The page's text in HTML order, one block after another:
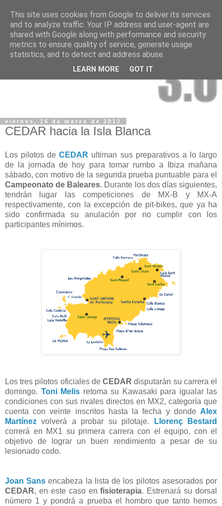
viernes, 16 de marzo de 2012
CEDAR hacia la Isla Blanca
Los pilotos deCEDAR ultiman sus preparativos a lo largo
de la jornada de hoy para tomar rumbo a Ibiza mañana
sábado, con motivo de la segunda prueba puntuable para el
Campeonato de Baleares. Durante los dos días siguientes,
tendrán lugar las competiciones de MX-B y MX-A
respectivamente, con la excepción de pit-bikes, que ya ha
sido confirmada su anulación por no cumplir con los
participantes mínimos.
Los tres pilotos oficiales deCEDARdisputarán su carrera el
domingo. Toni Melis retoma su Kawasaki para igualar las
condiciones con sus rivales directos en MX2, categoría que
cuenta con veinte inscritos hasta la fecha y donde Alex
Martínez volverá a probar su pilotaje.
Llorenç Bestard
correrá en MX1 su primera carrera con el equipo, con el
objetivo de lograr un buen rendimiento a pesar de su
lesionado codo.
Joan Sans encabeza la lista de los pilotos asesorados por
CEDAR, en este caso enfisioterapia. Estrenará su dorsal
número 1 y pondrá a prueba el hombro que tanto hemos
This site uses cookies from Google to deliver its services
and to analyze traffic. Your IP address and user-agent are
shared with Google along with performance and security
metrics to ensure quality of service, generate usage
statistics, and to detect and address abuse.
LEARN MORE GOT IT